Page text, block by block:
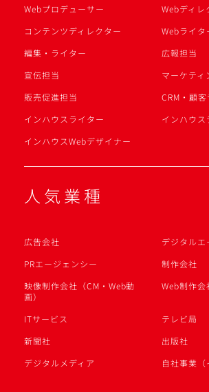
Webプロデューサー
Webディレ
コンテンツディレクター
Webライタ
編集・ライター
広報担当
宣伝担当
マーケティ
販売促進担当
CRM・顧
インハウスライター
インハウス
インハウスWebデザイナー
人気業種
広告会社
デジタルエ
PRエージェンシー
制作会社
映像制作会社（CM・Web動
画）
Web制作会
ITサービス
テレビ局
新聞社
出版社
デジタルメディア
自社事業（